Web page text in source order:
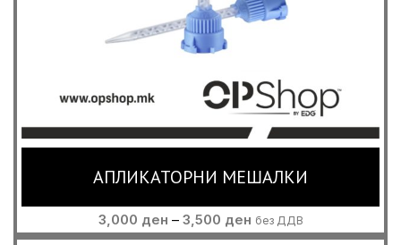
АПЛИКАТОРНИ МЕШАЛКИ
3,000 ден – 3,500 денPrice
range:
без ДДВ